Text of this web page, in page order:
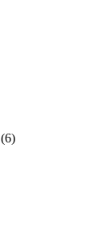
(6)